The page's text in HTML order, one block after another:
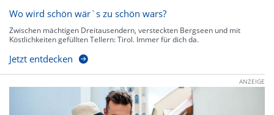
Wo wird schön wär`s zu schön wars?
Zwischen mächtigen Dreitausendern, versteckten Bergseen und mit
Köstlichkeiten gefüllten Tellern: Tirol. Immer für dich da.
Jetzt entdecken
ANZEIGE